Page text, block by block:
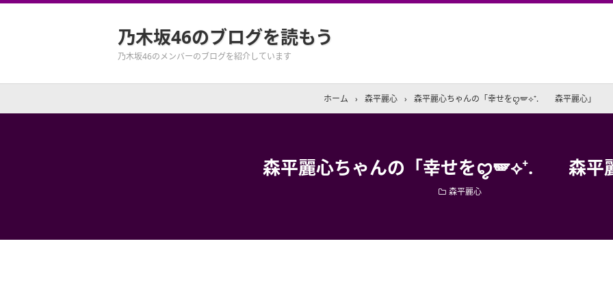
乃木坂46のブログを読もう
乃木坂46のメンバーのブログを紹介しています
ホーム › 森平麗心 › 森平麗心ちゃんの「幸せをꨄ🪽⟡⁺. 森平麗心」
森平麗心ちゃんの「幸せをꨄ🪽⟡⁺. 森平
森平麗心